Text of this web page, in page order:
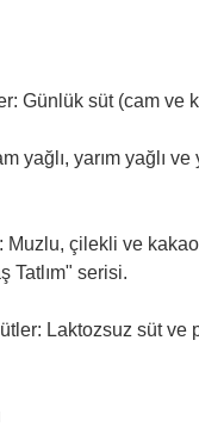
Günlük süt (cam ve
yağlı, yarım yağlı ve
Muzlu, çilekli ve
Tatlım" serisi.
Laktozsuz süt ve